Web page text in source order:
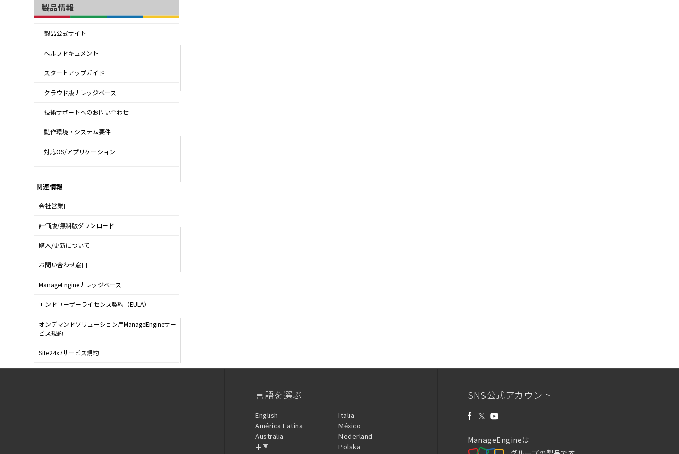
製品情報
製品公式サイト
ヘルプドキュメント
スタートアップガイド
クラウド版ナレッジベース
技術サポートへのお問い合わせ
動作環境・システム要件
対応OS/アプリケーション
関連情報
会社営業日
評価版/無料版ダウンロード
購入/更新について
お問い合わせ窓口
ManageEngineナレッジベース
エンドユーザーライセンス契約（EULA）
オンデマンドソリューション用ManageEngineサー
ビス規約
Site24x7サービス規約
言語を選ぶ
English
América Latina
Australia
中国
Italia
México
Nederland
Polska
SNS公式アカウント
ManageEngineは